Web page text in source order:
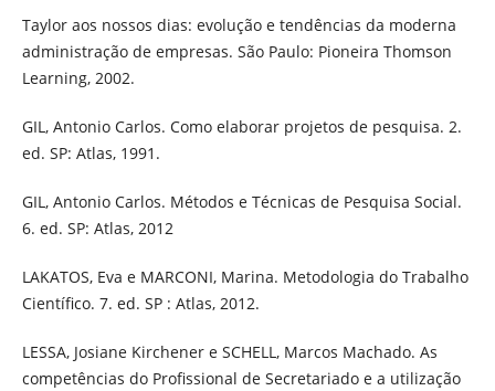
Taylor aos nossos dias: evolução e tendências da moderna
administração de empresas. São Paulo: Pioneira Thomson
Learning, 2002.
GIL, Antonio Carlos. Como elaborar projetos de pesquisa. 2.
ed. SP: Atlas, 1991.
GIL, Antonio Carlos. Métodos e Técnicas de Pesquisa Social.
6. ed. SP: Atlas, 2012
LAKATOS, Eva e MARCONI, Marina. Metodologia do Trabalho
Científico. 7. ed. SP : Atlas, 2012.
LESSA, Josiane Kirchener e SCHELL, Marcos Machado. As
competências do Profissional de Secretariado e a utilização